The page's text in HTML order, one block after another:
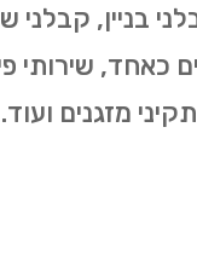
בניין, קבלני
כאחד, שירותי
מזגנים ועוד.